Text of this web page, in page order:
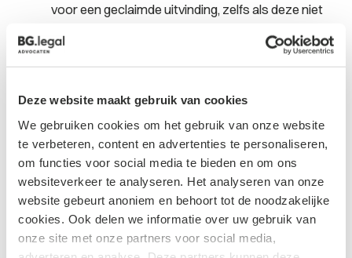
Deze website maakt gebruik van cookies
We gebruiken cookies om het gebruik van onze website
te verbeteren, content en advertenties te personaliseren,
om functies voor social media te bieden en om ons
websiteverkeer te analyseren. Het analyseren van onze
website gebeurt anoniem en behoort tot de noodzakelijke
cookies. Ook delen we informatie over uw gebruik van
onze site met onze partners voor social media,
voor een geclaimde uitvinding, zelfs als deze niet
conceptie, kan als een significante bijdrage
worden beschouwd. Het ontwerpen, bouwen of
probleem kan ook als uitvinderschap worden
beschouwd.
Het handhaven van "intellectuele dominantie"
over een AI-systeem maakt een persoon op
zichzelf niet automatisch tot uitvinder. Enkel het
bezitten of toezicht houden op een AI-systeem
zonder een aanzienlijke bijdrage te leveren aan de
uitvinding verleent geen uitvindersstatus.